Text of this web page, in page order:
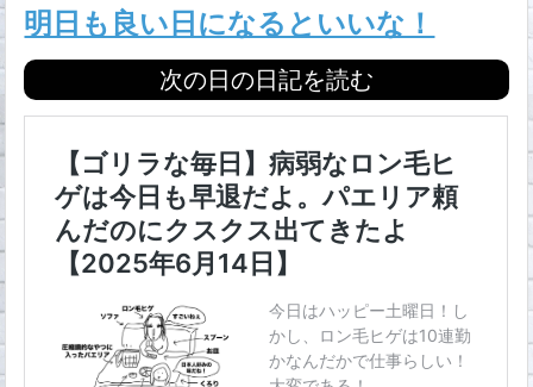
明日も良い日になるといいな！
次の日の日記を読む